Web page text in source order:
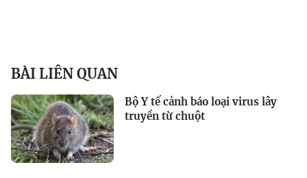
BÀI LIÊN QUAN
Bộ Y tế cảnh báo loại virus lây
truyền từ chuột